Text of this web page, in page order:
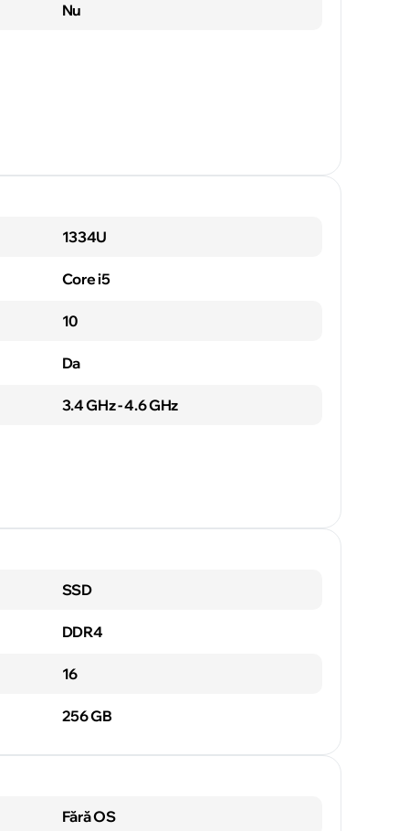
Nu
1334U
Core i5
10
Da
3.4 GHz - 4.6 GHz
SSD
DDR4
16
256 GB
Fără OS